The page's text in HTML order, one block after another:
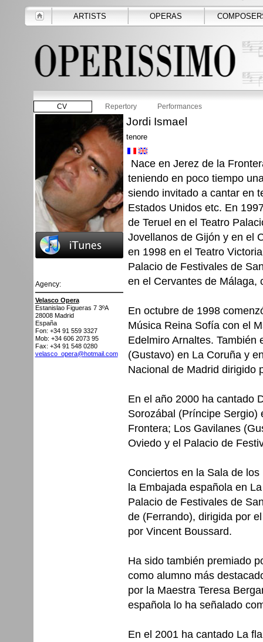
ARTISTS OPERAS
CV Repertory Performances
Agency:
Velasco Opera
Estanislao Figueras 7 3ºA
28008 Madrid
España
Fon: +34 91 559 3327
Mob: +34 606 2073 95
Fax: +34 91 548 0280
velasco_opera@hotmail.com
Jordi Ismael
tenore
Nace en Jerez de la
teniendo en poco tiempo
siendo invitado a cantar en
Estados Unidos etc. En
de Teruel en el Teatro
Jovellanos de Gijón y en el
en 1998 en el Teatro
Palacio de Festivales de
en el Cervantes de Málaga,
En octubre de 1998
Música Reina Sofía con el
Edelmiro Arnaltes. También
(Gustavo) en La Coruña y
Nacional de Madrid dirigido
En el año 2000 ha cantado
Sorozábal (Príncipe Sergio)
Frontera; Los Gavilanes
Oviedo y el Palacio de
Conciertos en la Sala de
la Embajada española en
Palacio de Festivales de
de (Ferrando), dirigida por
por Vincent Boussard.
Ha sido también premiado
como alumno más
por la Maestra Teresa
española lo ha señalado
En el 2001 ha cantado La